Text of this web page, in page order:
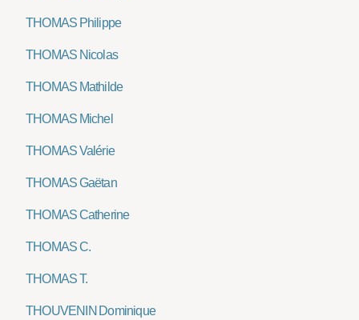
THOMAS Philippe
THOMAS Nicolas
THOMAS Mathilde
THOMAS Michel
THOMAS Valérie
THOMAS Gaëtan
THOMAS Catherine
THOMAS C.
THOMAS T.
THOUVENIN Dominique